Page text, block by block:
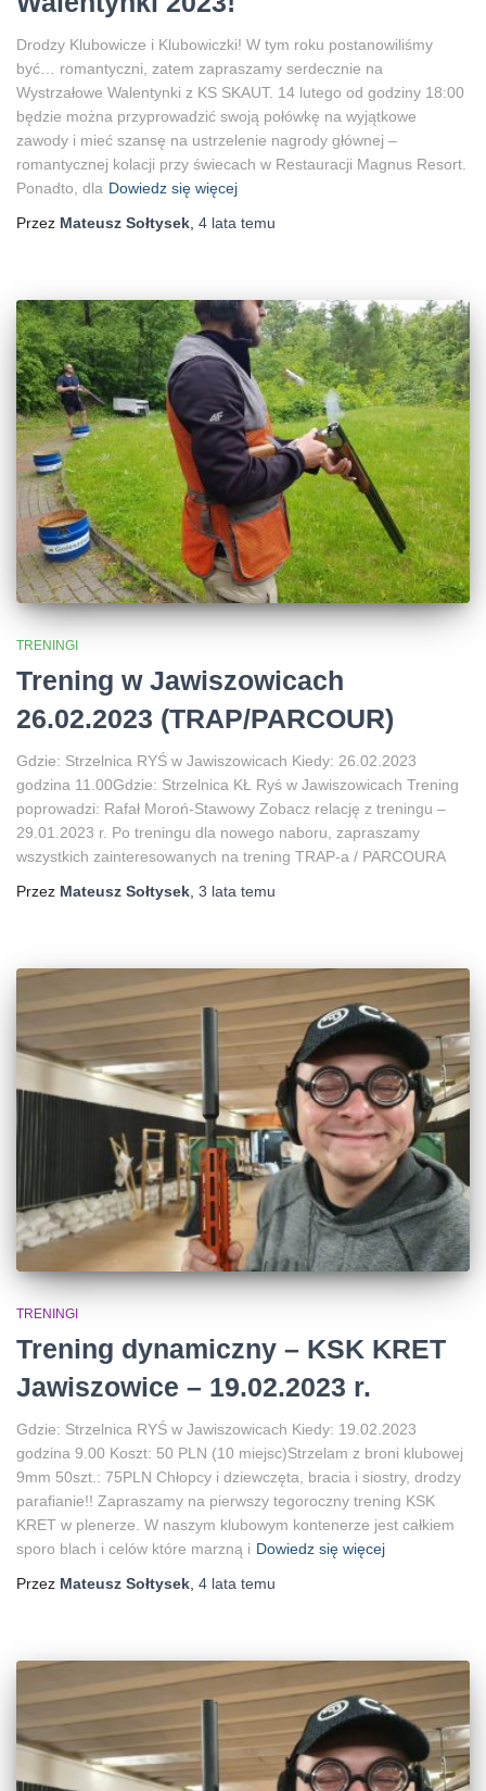
Drodzy Klubowicze i Klubowiczki! W tym roku postanowiliśmy
być… romantyczni, zatem zapraszamy serdecznie na
Wystrzałowe Walentynki z KS SKAUT. 14 lutego od godziny 18:00
będzie można przyprowadzić swoją połówkę na wyjątkowe
zawody i mieć szansę na ustrzelenie nagrody głównej –
romantycznej kolacji przy świecach w Restauracji Magnus Resort.
Ponadto, dla Dowiedz się więcej
Przez Mateusz Sołtysek, 4 lata temu
TRENINGI
Trening w Jawiszowicach
26.02.2023 (TRAP/PARCOUR)
Gdzie: Strzelnica RYŚ w Jawiszowicach Kiedy: 26.02.2023
godzina 11.00Gdzie: Strzelnica KŁ Ryś w Jawiszowicach Trening
poprowadzi: Rafał Moroń-Stawowy Zobacz relację z treningu –
29.01.2023 r. Po treningu dla nowego naboru, zapraszamy
wszystkich zainteresowanych na trening TRAP-a / PARCOURA
Przez Mateusz Sołtysek 3 lata temu
TRENINGI
Trening dynamiczny – KSK KRET
Jawiszowice – 19.02.2023 r.
Gdzie: Strzelnica RYŚ w Jawiszowicach Kiedy: 19.02.2023
godzina 9.00 Koszt: 50 PLN (10 miejsc)Strzelam z broni klubowej
9mm 50szt.: 75PLN Chłopcy i dziewczęta, bracia i siostry, drodzy
parafianie!! Zapraszamy na pierwszy tegoroczny trening KSK
KRET w plenerze. W naszym klubowym kontenerze jest całkiem
sporo blach i celów które marzną i Dowiedz się więcej
Przez Mateusz Sołtysek 4 lata temu